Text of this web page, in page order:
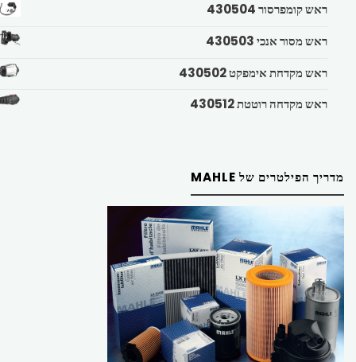
ראש קומפרסור 430504
ראש מסור אנכי 430503
ראש מקדחת אימפקט 430502
ראש מקדחה רוטטת 430512
מדריך הפילטרים של MAHLE